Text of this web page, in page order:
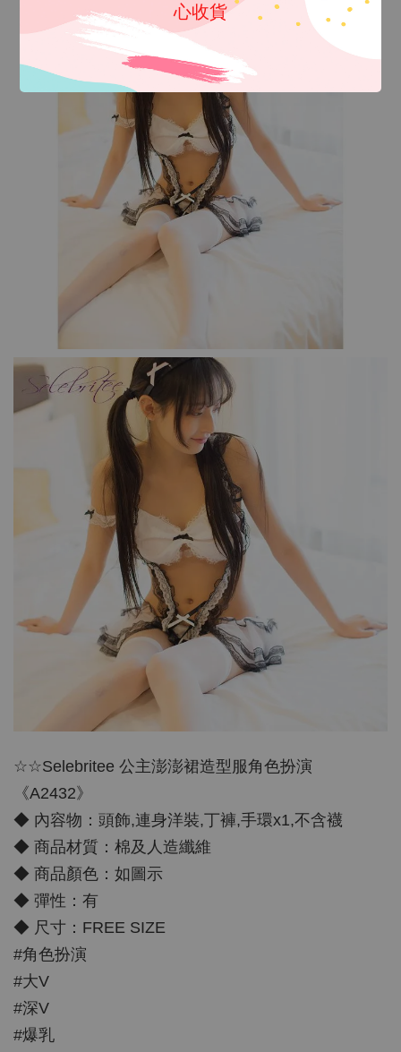
心收貨
☆☆Selebritee 公主澎澎裙造型服角色扮演
《A2432》
◆ 內容物：頭飾,連身洋裝,丁褲,手環x1,不含襪
◆ 商品材質：棉及人造纖維
◆ 商品顏色：如圖示
◆ 彈性：有
◆ 尺寸：FREE SIZE
#角色扮演
#大V
#深V
#爆乳